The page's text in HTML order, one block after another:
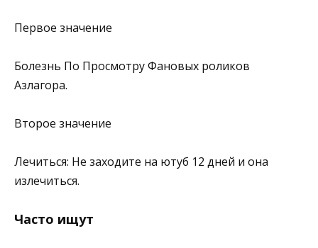
Первое значение
Болезнь По Просмотру Фановых роликов
Азлагора.
Второе значение
Лечиться: Не заходите на ютуб 12 дней и она
излечиться.
Часто ищут